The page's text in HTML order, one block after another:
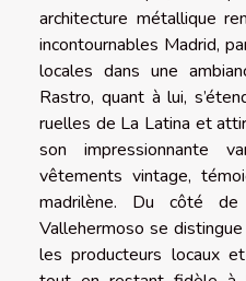
architecture métallique
incontournables Madrid,
locales dans une
Rastro, quant à lui,
ruelles de La Latina et
son impressionnante
vêtements vintage,
madrilène. Du côté
Vallehermoso se
les producteurs locaux et